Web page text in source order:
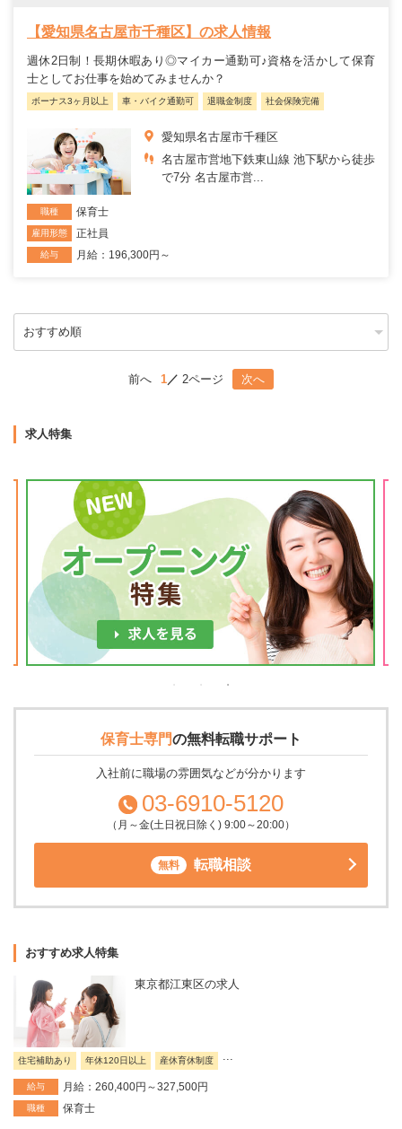
【愛知県名古屋市千種区】の求人情報
週休2日制！長期休暇あり◎マイカー通勤可♪資格を活かして保育
士としてお仕事を始めてみませんか？
ボーナス3ヶ月以上 車・バイク通勤可 退職金制度 社会保険完備
愛知県名古屋市千種区
名古屋市営地下鉄東山線 池下駅から徒歩
で7分 名古屋市営...
職種 保育士
雇用形態 正社員
給与 月給：196,300円～
前へ 1 2ページ 次へ
求人特集
保育士専門の無料転職サポート
入社前に職場の雰囲気などが分かります
03-6910-5120
（月～金(土日祝日除く) 9:00～20:00）
無料 転職相談
おすすめ求人特集
東京都江東区の求人
住宅補助あり 年休120日以上 産休育休制度 ...
給与 月給：260,400円～327,500円
職種 保育士